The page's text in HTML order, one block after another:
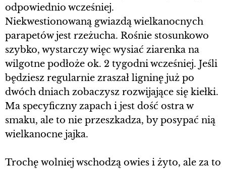
odpowiednio wcześniej.
Niekwestionowaną gwiazdą wielkanocnych
parapetów jest rzeżucha. Rośnie stosunkowo
szybko, wystarczy więc wysiać ziarenka na
wilgotne podłoże ok. 2 tygodni wcześniej. Jeśli
będziesz regularnie zraszał ligninę już po
dwóch dniach zobaczysz rozwijające się kiełki.
Ma specyficzny zapach i jest dość ostra w
smaku, ale to nie przeszkadza, by posypać nią
wielkanocne jajka.
Trochę wolniej wschodzą owies i żyto, ale za to